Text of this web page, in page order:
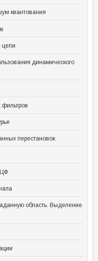
квантования
цепи
динамического
фильтров
перестановок
область. Выделение